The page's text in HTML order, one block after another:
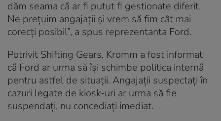
dăm seama că ar fi putut fi gestionate diferit.
Ne prețuim angajații și vrem să fim cât mai
corecți posibil”, a spus reprezentanta Ford.
Potrivit Shifting Gears, Kromm a fost informat
că Ford ar urma să își schimbe politica internă
pentru astfel de situații. Angajații suspectați în
cazuri legate de kiosk-uri ar urma să fie
suspendați, nu concediați imediat.